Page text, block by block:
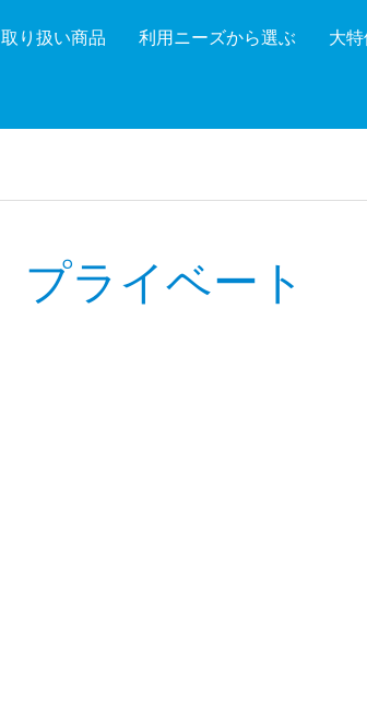
取り扱い商品 利用ニーズから選ぶ 大
プライベート